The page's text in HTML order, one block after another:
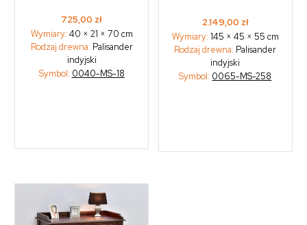
725,00 zł
Wymiary: 40 × 21 × 70 cm
Rodzaj drewna: Palisander
indyjski
Symbol: 0040-MS-18
2.149,00 zł
Wymiary: 145 × 45 × 55 cm
Rodzaj drewna: Palisander
indyjski
Symbol: 0065-MS-258